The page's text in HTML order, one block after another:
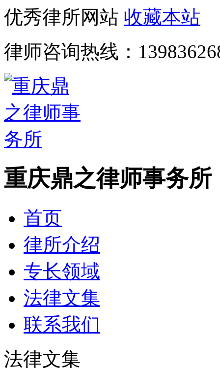
优秀律所网站 收藏本站
律师咨询热线：
重庆鼎之律师事务所
首页
律所介绍
专长领域
法律文集
联系我们
法律文集